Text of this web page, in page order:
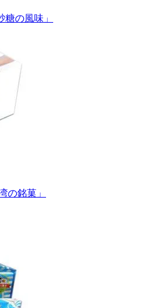
の風味」
の銘菓」